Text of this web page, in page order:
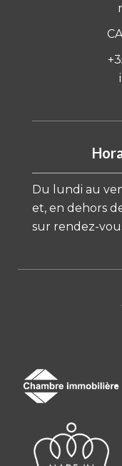
Du lundi au
et, en dehors
sur rendez-